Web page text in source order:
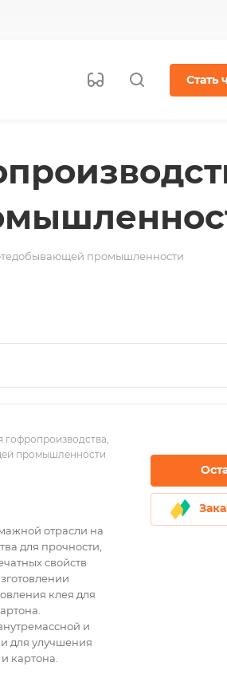
Стать
промышленности
гофропроизводства,
промышленности
отрасли на
для прочности,
свойств
клея для
и
для улучшения
картона.